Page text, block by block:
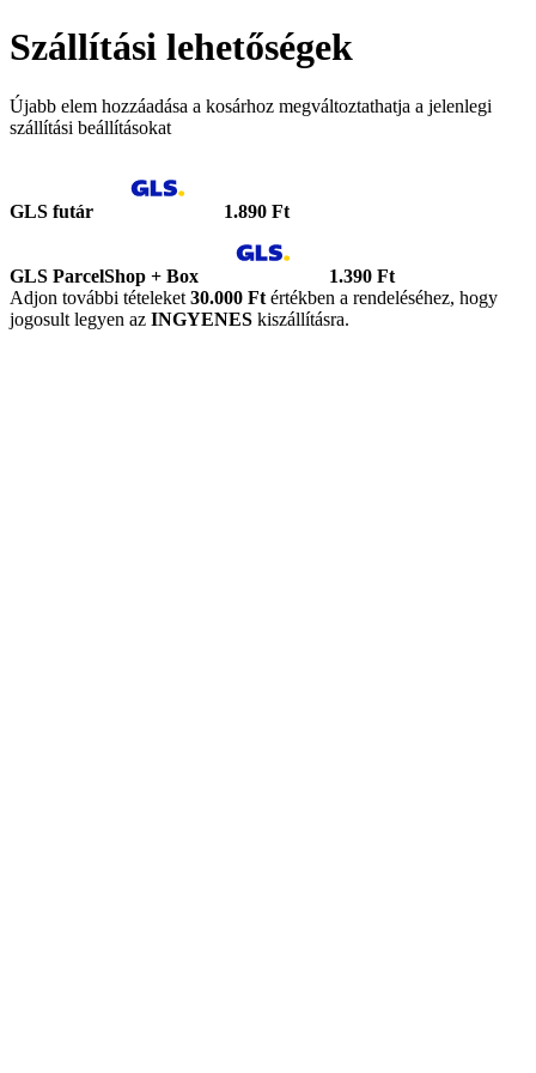
Szállítási lehetőségek
Újabb elem hozzáadása a kosárhoz megváltoztathatja a jelenlegi
szállítási beállításokat
GLS futár 1.890 Ft
GLS ParcelShop + Box
1.390 Ft
Adjon további tételeket 30.000 Ft értékben a rendeléséhez, hogy
jogosult legyen az INGYENES kiszállításra.